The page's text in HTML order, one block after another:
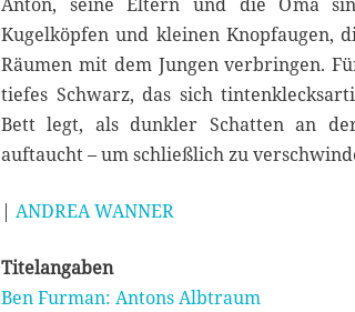
Anton, seine Eltern und die Oma
Kugelköpfen und kleinen Knopfaugen,
Räumen mit dem Jungen verbringen.
tiefes Schwarz, das sich
Bett legt, als dunkler Schatten an
auftaucht – um schließlich zu
| ANDREA WANNER
Titelangaben
Ben Furman: Antons Albtraum